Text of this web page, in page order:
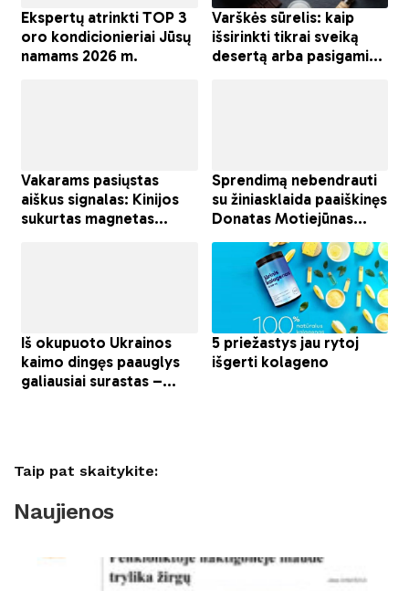
Taip pat skaitykite:
Naujienos